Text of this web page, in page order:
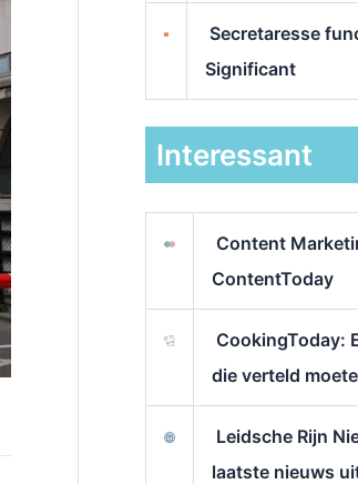
Secretaresse
Significant
Interessant
Content
ContentToday
CookingToday:
die verteld
Leidsche Rijn
laatste nieuws